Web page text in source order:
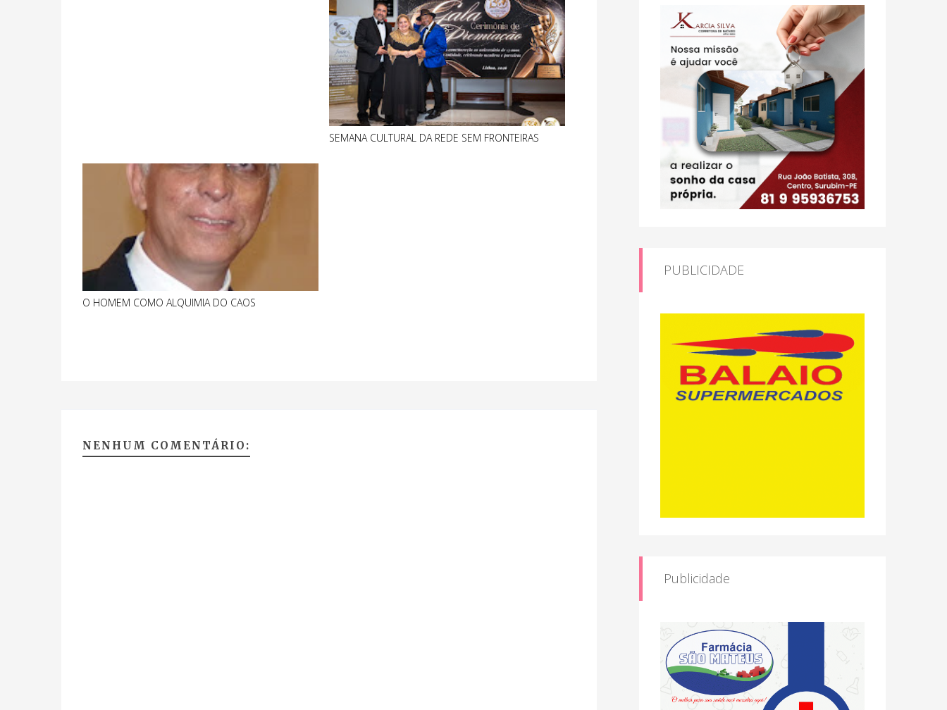
SEMANA CULTURAL DA REDE SEM FRONTEIRAS
O HOMEM COMO ALQUIMIA DO CAOS
NENHUM COMENTÁRIO:
PUBLICIDADE
Publicidade